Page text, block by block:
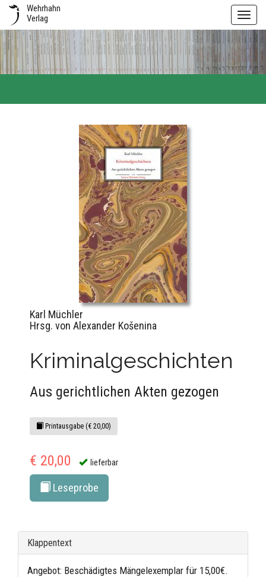
Wehrhahn
Verlag
Karl Müchler
Hrsg. von Alexander Košenina
Kriminalgeschichten
Aus gerichtlichen Akten gezogen
Printausgabe (€ 20,00)
€ 20,00 lieferbar
Leseprobe
Klappentext
Angebot: Beschädigtes Mängelexemplar für 15,00€.